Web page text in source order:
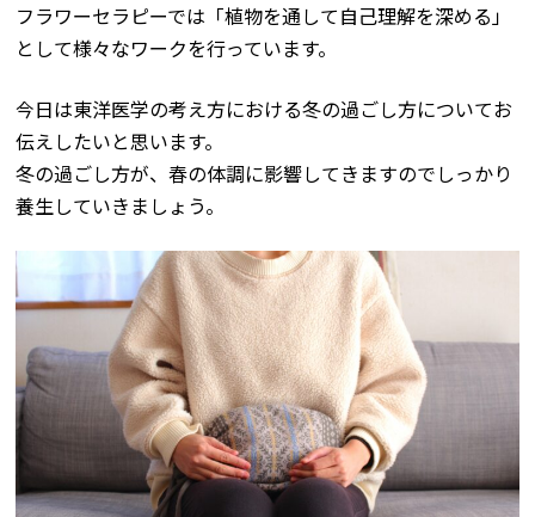
フラワーセラピーでは「植物を通して自己理解を深める」
として様々なワークを行っています。
今日は東洋医学の考え方における冬の過ごし方についてお
伝えしたいと思います。
冬の過ごし方が、春の体調に影響してきますのでしっかり
養生していきましょう。